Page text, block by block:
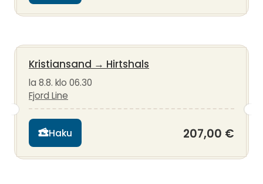
Kristiansand → Hirtshals
la 8.8. klo 06.30
Fjord Line
Haku 207,00 €